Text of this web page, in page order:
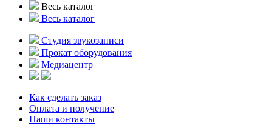
Весь каталог
Весь каталог
Студия звукозаписи
Прокат оборудования
Медиацентр
Как сделать заказ
Оплата и получение
Наши контакты